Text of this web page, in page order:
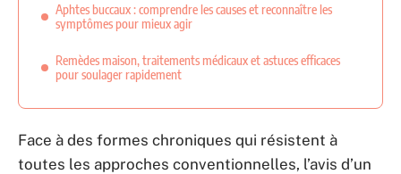
Aphtes buccaux : comprendre les causes et reconnaître les
symptômes pour mieux agir
Remèdes maison, traitements médicaux et astuces efficaces
pour soulager rapidement
Face à des formes chroniques qui résistent à
toutes les approches conventionnelles, l’avis d’un